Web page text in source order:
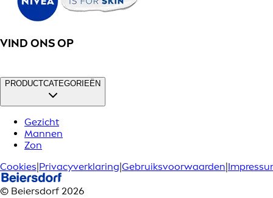
VIND ONS OP
PRODUCTCATEGORIEËN
Gezicht
Mannen
Zon
Cookies Privacyverklaring Gebruiksvoorwaarden
© Beiersdorf 2026